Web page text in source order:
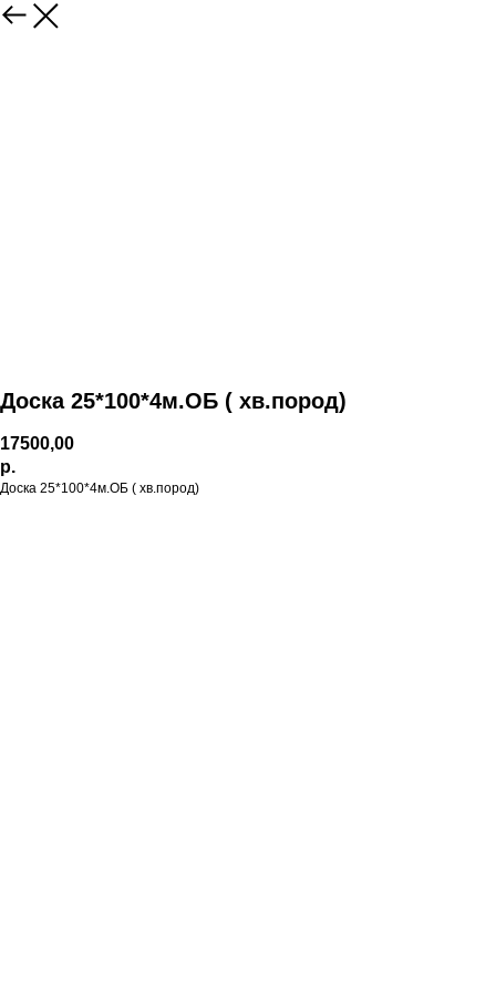
Доска 25*100*4м.ОБ ( хв.пород)
17500,00
р.
Доска 25*100*4м.ОБ ( хв.пород)